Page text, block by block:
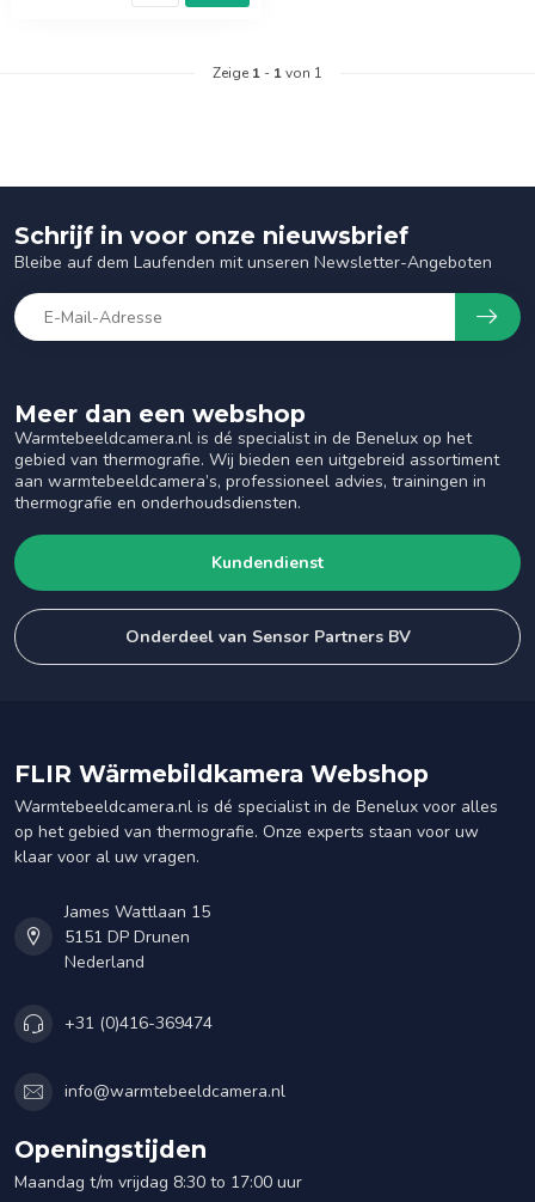
Zeige 1 - 1von 1
Meer dan een webshop
Warmtebeeldcamera.nl is dé specialist in de Benelux op het
gebied van thermografie. Wij bieden een uitgebreid assortiment
aan warmtebeeldcamera’s, professioneel advies, trainingen in
thermografie en onderhoudsdiensten.
Kundendienst
Onderdeel van Sensor Partners BV
Schrijf in voor onze nieuwsbrief
Bleibe auf dem Laufenden mit unseren Newsletter-Angeboten
FLIR Wärmebildkamera Webshop
Warmtebeeldcamera.nl is dé specialist in de Benelux voor alles
op het gebied van thermografie. Onze experts staan voor uw
klaar voor al uw vragen.
James Wattlaan 15
5151 DP Drunen
Nederland
+31 (0)416-369474
info@warmtebeeldcamera.nl
Openingstijden
Maandag t/m vrijdag 8:30 to 17:00 uur